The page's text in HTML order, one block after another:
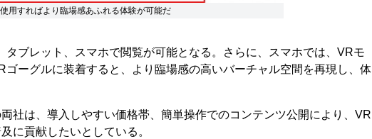
用すればより臨場感あふれる体験が可能だ
ブレット、スマホで閲覧が可能となる。さらに、スマホでは、VRモ
ゴーグルに装着すると、より臨場感の高いバーチャル空間を再現し、体
社は、導入しやすい価格帯、簡単操作でのコンテンツ公開により、VR
に貢献したいとしている。